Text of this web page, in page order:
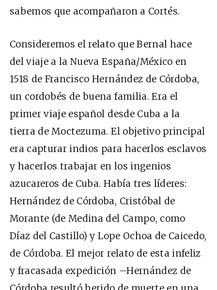
sabemos que acompañaron a Cortés.
Consideremos el relato que Bernal hace
del viaje a la Nueva España/México en
1518 de Francisco Hernández de Córdoba,
un cordobés de buena familia. Era el
primer viaje español desde Cuba a la
tierra de Moctezuma. El objetivo principal
era capturar indios para hacerlos esclavos
y hacerlos trabajar en los ingenios
azucareros de Cuba. Había tres líderes:
Hernández de Córdoba, Cristóbal de
Morante (de Medina del Campo, como
Díaz del Castillo) y Lope Ochoa de Caicedo,
de Córdoba. El mejor relato de esta infeliz
y fracasada expedición –Hernández de